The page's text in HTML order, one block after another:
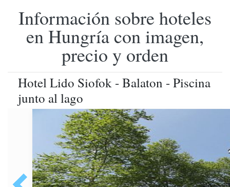
Información sobre hoteles
en Hungría con imagen,
precio y orden
Hotel Lido Siofok - Balaton - Piscina
junto al lago